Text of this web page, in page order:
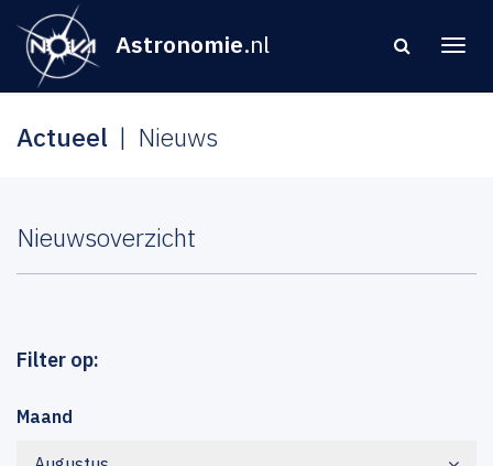
Astronomie.nl
Actueel Nieuws
Nieuwsoverzicht
Filter op:
Maand